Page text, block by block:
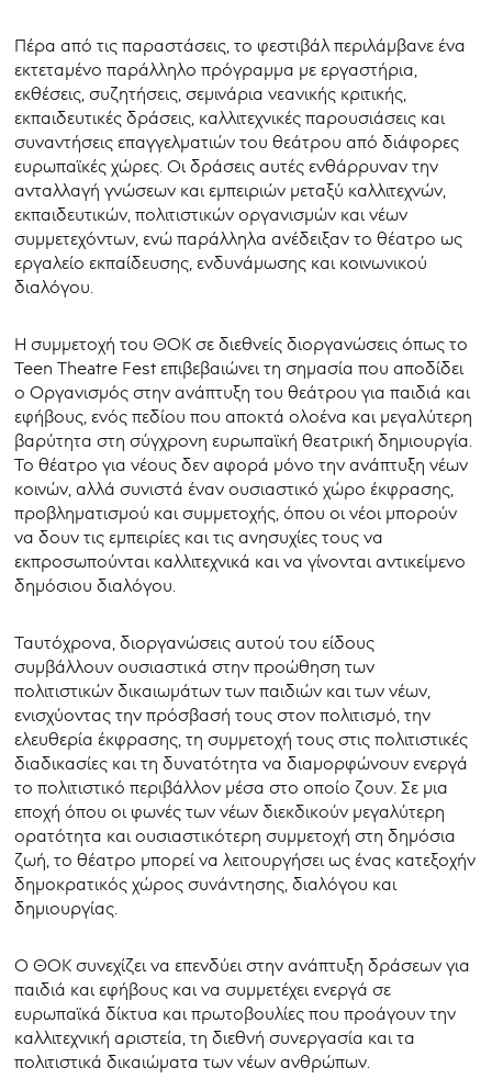
Πέρα από τις παραστάσεις, το φεστιβάλ περιλάμβανε ένα
εκτεταμένο παράλληλο πρόγραμμα με εργαστήρια,
εκθέσεις, συζητήσεις, σεμινάρια νεανικής κριτικής,
εκπαιδευτικές δράσεις, καλλιτεχνικές παρουσιάσεις και
συναντήσεις επαγγελματιών του θεάτρου από διάφορες
ευρωπαϊκές χώρες. Οι δράσεις αυτές ενθάρρυναν την
ανταλλαγή γνώσεων και εμπειριών μεταξύ καλλιτεχνών,
εκπαιδευτικών, πολιτιστικών οργανισμών και νέων
συμμετεχόντων, ενώ παράλληλα ανέδειξαν το θέατρο ως
εργαλείο εκπαίδευσης, ενδυνάμωσης και κοινωνικού
διαλόγου.
Η συμμετοχή του ΘΟΚ σε διεθνείς διοργανώσεις όπως το
Teen Theatre Fest επιβεβαιώνει τη σημασία που αποδίδει
ο Οργανισμός στην ανάπτυξη του θεάτρου για παιδιά και
εφήβους, ενός πεδίου που αποκτά ολοένα και μεγαλύτερη
βαρύτητα στη σύγχρονη ευρωπαϊκή θεατρική δημιουργία.
Το θέατρο για νέους δεν αφορά μόνο την ανάπτυξη νέων
κοινών, αλλά συνιστά έναν ουσιαστικό χώρο έκφρασης,
προβληματισμού και συμμετοχής, όπου οι νέοι μπορούν
να δουν τις εμπειρίες και τις ανησυχίες τους να
εκπροσωπούνται καλλιτεχνικά και να γίνονται αντικείμενο
δημόσιου διαλόγου.
Ταυτόχρονα, διοργανώσεις αυτού του είδους
συμβάλλουν ουσιαστικά στην προώθηση των
πολιτιστικών δικαιωμάτων των παιδιών και των νέων,
ενισχύοντας την πρόσβασή τους στον πολιτισμό, την
ελευθερία έκφρασης, τη συμμετοχή τους στις πολιτιστικές
διαδικασίες και τη δυνατότητα να διαμορφώνουν ενεργά
το πολιτιστικό περιβάλλον μέσα στο οποίο ζουν. Σε μια
εποχή όπου οι φωνές των νέων διεκδικούν μεγαλύτερη
ορατότητα και ουσιαστικότερη συμμετοχή στη δημόσια
ζωή, το θέατρο μπορεί να λειτουργήσει ως ένας κατεξοχήν
δημοκρατικός χώρος συνάντησης, διαλόγου και
δημιουργίας.
Ο ΘΟΚ συνεχίζει να επενδύει στην ανάπτυξη δράσεων για
παιδιά και εφήβους και να συμμετέχει ενεργά σε
ευρωπαϊκά δίκτυα και πρωτοβουλίες που προάγουν την
καλλιτεχνική αριστεία, τη διεθνή συνεργασία και τα
πολιτιστικά δικαιώματα των νέων ανθρώπων.